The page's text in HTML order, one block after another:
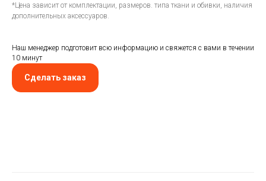
*Цена зависит от комплектации, размеров. типа ткани и обивки, наличия
дополнительных аксессуаров.
Наш менеджер подготовит всю информацию и свяжется с вами в течении
10 минут
Сделать заказ